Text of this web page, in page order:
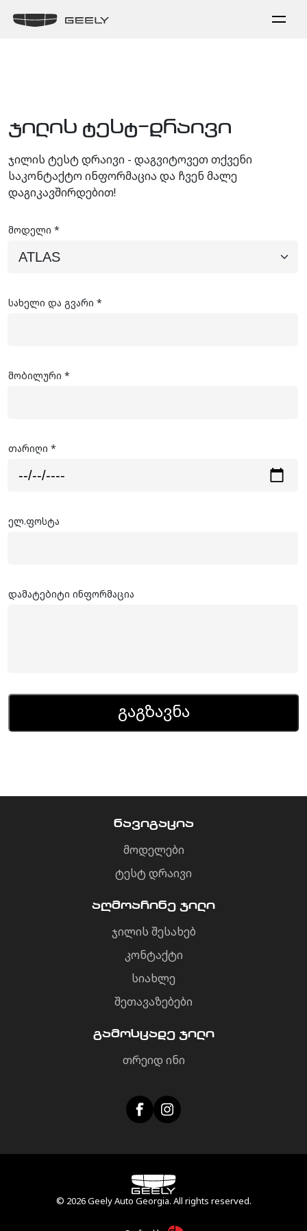
ჯილის ტესტ-დრაივი
ჯილის ტესტ დრაივი - დაგვიტოვეთ თქვენი
საკონტაქტო ინფორმაცია და ჩვენ მალე
დაგიკავშირდებით!
მოდელი *
სახელი და გვარი *
მობილური *
თარიღი *
ელ.ფოსტა
დამატებიტი ინფორმაცია
გაგზავნა
ნავიგაცია
მოდელები
ტესტ დრაივი
აღმოაჩინე ჯილი
ჯილის შესახებ
კონტაქტი
სიახლე
შეთავაზებები
გამოსცადე ჯილი
თრეიდ ინი
© 2026 Geely Auto Georgia. All rights reserved.